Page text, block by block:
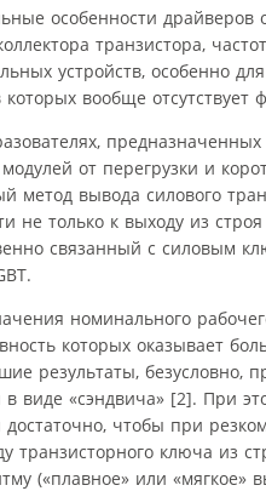
особенности
транзистора,
устройств, особенно
вообще отсутствует
от перегрузки и
метод вывода силового
не только к выходу из
связанный с силовым
номинального
которых оказывает
результаты,
виде «сэндвича» [2]. При
чтобы при
транзисторного ключа из
(«плавное» или